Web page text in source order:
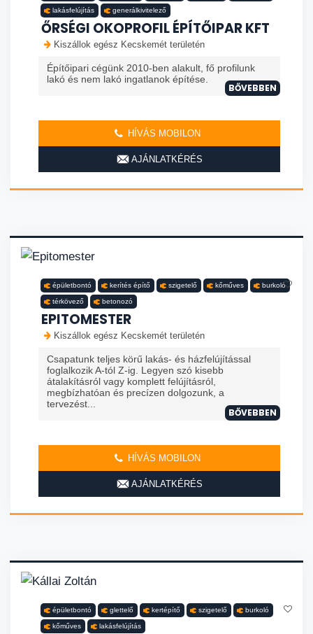
lakásfelújítás generálkivitelező
ŐRSÉGI OKOPROFIL ÉPÍTŐIPAR KFT
Kiszállok egész Kecskemét területén
Építőipari cégünk 2010-ben alakult, fő profilunk
lakó és nem lakó ingatlanok építése.
BŐVEBBEN
HÍVÁS MOBILON
AJÁNLATKÉRÉS
épületbontó kerítés építő szigetelő kőműves burkoló
térkövező betonozó
EPITOMESTER
Kiszállok egész Kecskemét területén
Csapatunk teljes körű lakás- és házfelújítással
foglalkozik A-tól Z-ig. Legyen szó kisebb
átalakításról vagy komplett felújításról,
megbízhatóan és precízen dolgozunk, a
tervezést...
BŐVEBBEN
HÍVÁS MOBILON
AJÁNLATKÉRÉS
épületbontó glettelő kertépítő szigetelő burkoló
kőműves lakásfelújítás